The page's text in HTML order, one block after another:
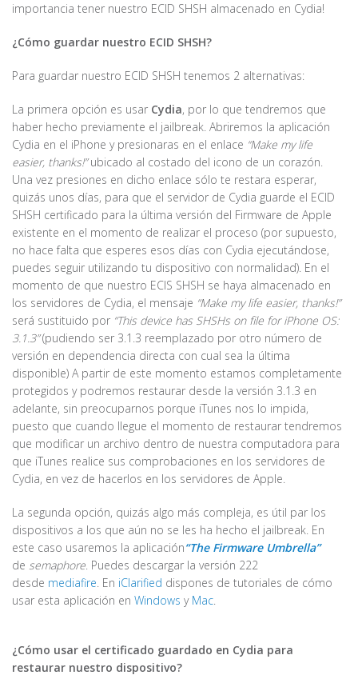
importancia tener nuestro ECID SHSH almacenado en Cydia!
¿Cómo guardar nuestro ECID SHSH?
Para guardar nuestro ECID SHSH tenemos 2 alternativas:
La primera opción es usar Cydia, por lo que tendremos que
haber hecho previamente el jailbreak. Abriremos la aplicación
Cydia en el iPhone y presionaras en el enlace “Make my life
easier, thanks!”ubicado al costado del icono de un corazón.
Una vez presiones en dicho enlace sólo te restara esperar,
quizás unos días, para que el servidor de Cydia guarde el ECID
SHSH certificado para la última versión del Firmware de Apple
existente en el momento de realizar el proceso (por supuesto,
no hace falta que esperes esos días con Cydia ejecutándose,
puedes seguir utilizando tu dispositivo con normalidad). En el
momento de que nuestro ECIS SHSH se haya almacenado en
los servidores de Cydia, el mensaje “Make my life easier, thanks!”
será sustituido por “This device has SHSHs on file for iPhone OS:
3.1.3”(pudiendo ser 3.1.3 reemplazado por otro número de
versión en dependencia directa con cual sea la última
disponible) A partir de este momento estamos completamente
protegidos y podremos restaurar desde la versión 3.1.3 en
adelante, sin preocuparnos porque iTunes nos lo impida,
puesto que cuando llegue el momento de restaurar tendremos
que modificar un archivo dentro de nuestra computadora para
que iTunes realice sus comprobaciones en los servidores de
Cydia, en vez de hacerlos en los servidores de Apple.
La segunda opción, quizás algo más compleja, es útil par los
dispositivos a los que aún no se les ha hecho el jailbreak. En
este caso usaremos la aplicación“The Firmware Umbrella”
de semaphore. Puedes descargar la versión 222
desde mediafire. En iClarified dispones de tutoriales de cómo
usar esta aplicación en Windows y Mac.
¿Cómo usar el certificado guardado en Cydia para
restaurar nuestro dispositivo?